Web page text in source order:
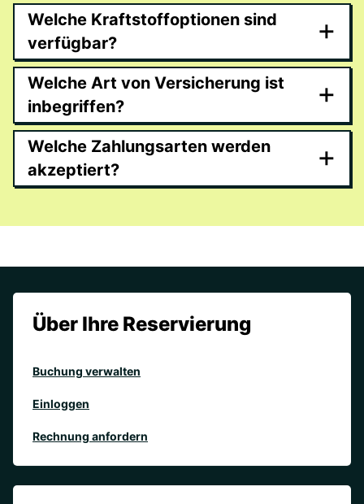
Welche Kraftstoffoptionen sind
verfügbar?
+
Welche Art von Versicherung ist
inbegriffen?
+
Welche Zahlungsarten werden
akzeptiert?
+
Über Ihre Reservierung
Buchung verwalten
Einloggen
Rechnung anfordern